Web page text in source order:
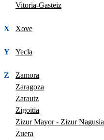
Vitoria-Gasteiz
X Xove
Y Yecla
Z
Zamora
Zaragoza
Zarautz
Zigoitia
Zizur Mayor - Zizur Nagusia
Zuera